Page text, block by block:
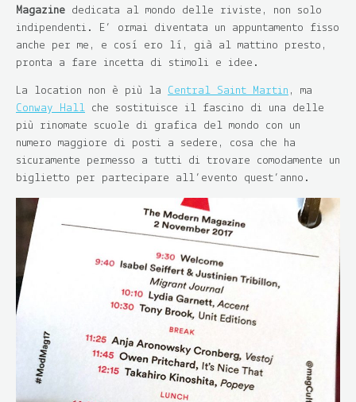
Magazine dedicata al mondo delle riviste, non solo
indipendenti. E’ ormai diventata un appuntamento fisso
anche per me, e così ero lì, già al mattino presto,
pronta a fare incetta di stimoli e idee.
La location non è più la Central Saint Martin , ma
Conway Hall che sostituisce il fascino di una delle
più rinomate scuole di grafica del mondo con un
numero maggiore di posti a sedere, cosa che ha
sicuramente permesso a tutti di trovare comodamente un
biglietto per partecipare all’evento quest’anno.